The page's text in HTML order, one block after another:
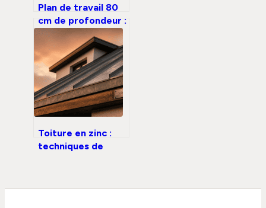
Plan de travail 80
cm de profondeur :
4 raisons
d’adopter ce
format pour
gagner en confort
Toiture en zinc :
techniques de